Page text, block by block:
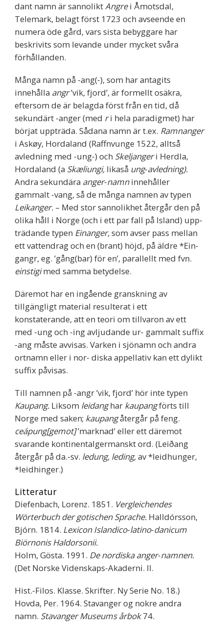
dant namn är sannoliktAngrei Åmotsdal,
Telemark, belagt först 1723 och avseende en
numera öde gård, vars sista bebyggare har
beskrivits som levande under mycket svåra
förhållanden.
Många namn på ‐ang(‐), som har antagits
innehålla angr’vik, fjord’, är formellt osäkra,
eftersom de är belagda först från en tid, då
sekundärt ‐anger (med ri hela paradigmet) har
börjat uppträda. Sådana namn är t.ex. Ramnanger
i Askøy, Hordaland (Raffnvunge 1522, alltså
avledning med ‐ung‐) och Skeljangeri Herdla,
Hordaland (a Skæliungi, likaså ung‐avledning).
Andra sekundära anger‐namninnehåller
gammalt ‐vang, så de många namnen av typen
Leikanger. – Med stor sannolikhet återgår den på
olika håll i Norge (och i ett par fall på Island) upp‐
trädande typen Einanger,som avser pass mellan
ett vattendrag och en (brant) höjd, på äldre *Ein‐
gangr, eg. ’gång(bar) för en’, parallellt med fvn.
einstigimed samma betydelse.
Däremot har en ingående granskning av
tillgängligt material resulterat i ett
konstaterande, att en teori om tillvaron av ett
med ‐ung och ‐ing avljudande ur‐ gammalt suffix
‐ang måste avvisas. Varken i sjönamn och andra
ortnamn eller i nor‐ diska appellativ kan ett dylikt
suffix påvisas.
Till namnen på ‐angr ’vik, fjord’ hör inte typen
Kaupang. Liksom leidanghar kaupangförts till
Norge med saken; kaupangåtergår på feng.
ceápung[gemot]’marknad’ eller ett däremot
svarande kontinentalgermanskt ord. (Leiðang
återgår på da.‐sv. ledung, leding,av *leidhunger,
*leidhinger.)
Litteratur
Diefenbach, Lorenz. 1851. Vergleichendes
Wörterbuch der gotischen Sprache. Halldórsson,
Bjórn. 1814. Lexicon Islandico‐latino‐danicum
Biörnonis Haldorsonii.
Holm, Gösta. 1991. De nordiska anger‐namnen.
(Det Norske Videnskaps‐Akaderni. II.
Hist.‐Filos. Klasse. Skrifter. Ny Serie No. 18.)
Hovda, Per. 1964. Stavanger og nokre andra
namn. Stavanger Museums årbok74.